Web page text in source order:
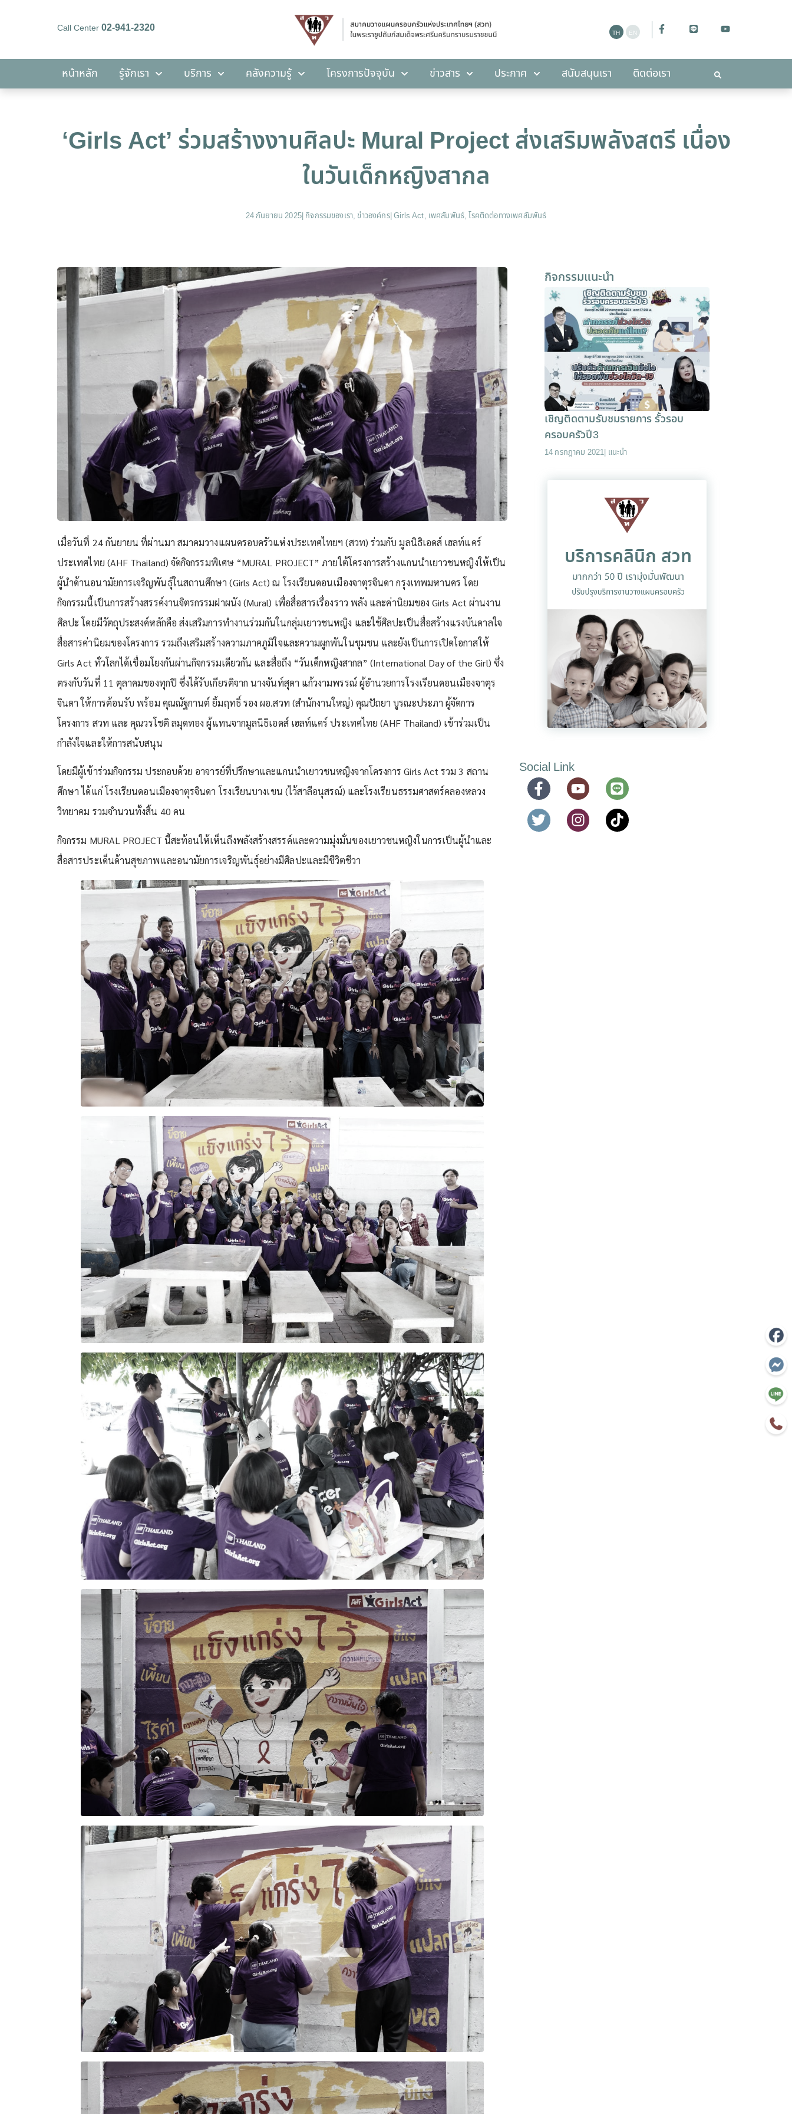
Call Center02-941-2320
หน้าหลัก รู้จักเรา บริการ คลังความรู้ โครงการปัจจุบัน ข่าวสาร ประกาศ สนับสนุนเรา ติดต่อเรา
คลังความรู้ โครงการปัจจุบัน สนับสนุนเรา
‘Girls Act’ ร่วมสร้างงานศิลปะ Mural Project ส่งเสริมพลังสตรี เนื่อง
ในวันเด็กหญิงสากล
24 กันยายน 2025| กิจกรรมของเรา, ข่าวองค์กร|Girls Act, เพศสัมพันธ์, โรคติดต่อทางเพศสัมพันธ์
เมื่อวันที่ 24 กันยายน ที่ผ่านมา สมาคมวางแผนครอบครัวแห่งประเทศไทยฯ (สวท) ร่วมกับ มูลนิธิเอดส์ เฮลท์แคร์
ประเทศไทย (AHF Thailand) จัดกิจกรรมพิเศษ “MURAL PROJECT” ภายใต้โครงการสร้างแกนนำเยาวชนหญิงให้เป็น
ผู้นำด้านอนามัยการเจริญพันธุ์ในสถานศึกษา (Girls Act) ณ โรงเรียนดอนเมืองจาตุรจินดา กรุงเทพมหานคร โดย
กิจกรรมนี้เป็นการสร้างสรรค์งานจิตรกรรมฝาผนัง (Mural) เพื่อสื่อสารเรื่องราว พลัง และค่านิยมของ Girls Act ผ่านงาน
ศิลปะ โดยมีวัตถุประสงค์หลักคือ ส่งเสริมการทำงานร่วมกันในกลุ่มเยาวชนหญิง และใช้ศิลปะเป็นสื่อสร้างแรงบันดาลใจ
สื่อสารค่านิยมของโครงการ รวมถึงเสริมสร้างความภาคภูมิใจและความผูกพันในชุมชน และยังเป็นการเปิดโอกาสให้
Girls Act ทั่วโลกได้เชื่อมโยงกันผ่านกิจกรรมเดียวกัน และสื่อถึง “วันเด็กหญิงสากล” (International Day of the Girl) ซึ่ง
ตรงกับวันที่ 11 ตุลาคมของทุกปี ซึ่งได้รับเกียรติจาก นางจันท์สุดา แก้วงามพรรณ์ ผู้อำนวยการโรงเรียนดอนเมืองจาตุร
จินดา ให้การต้อนรับ พร้อม คุณณัฐกานต์ ยิ้มฤทธิ์ รอง ผอ.สวท (สำนักงานใหญ่) คุณปัถยา บูรณะประภา ผู้จัดการ
โครงการ สวท และ คุณวรโชติ ลมุดทอง ผู้แทนจากมูลนิธิเอดส์ เฮลท์แคร์ ประเทศไทย (AHF Thailand) เข้าร่วมเป็น
กำลังใจและให้การสนับสนุน
โดยมีผู้เข้าร่วมกิจกรรม ประกอบด้วย อาจารย์ที่ปรึกษาและแกนนำเยาวชนหญิงจากโครงการ Girls Act รวม 3 สถาน
ศึกษา ได้แก่ โรงเรียนดอนเมืองจาตุรจินดา โรงเรียนบางเขน (ไว้สาลีอนุสรณ์) และโรงเรียนธรรมศาสตร์คลองหลวง
วิทยาคม รวมจำนวนทั้งสิ้น 40 คน
กิจกรรม MURAL PROJECT นี้สะท้อนให้เห็นถึงพลังสร้างสรรค์และความมุ่งมั่นของเยาวชนหญิงในการเป็นผู้นำและ
สื่อสารประเด็นด้านสุขภาพและอนามัยการเจริญพันธุ์อย่างมีศิลปะและมีชีวิตชีวา
กิจกรรมแนะนำ
เชิญติดตามรับชมรายการ รั้วรอบ
ครอบครัวปี3
14 กรกฎาคม 2021| แนะนำ
Social Link